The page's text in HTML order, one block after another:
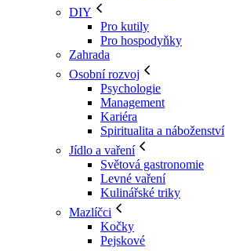
DIY
Pro kutily
Pro hospodyňky
Zahrada
Osobní rozvoj
Psychologie
Management
Kariéra
Spiritualita a náboženství
Jídlo a vaření
Světová gastronomie
Levné vaření
Kulinářské triky
Mazlíčci
Kočky
Pejskové